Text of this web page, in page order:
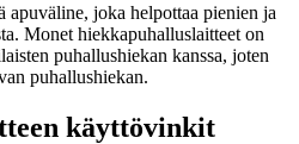
joka helpottaa pienien ja
Monet hiekkapuhalluslaitteet on
puhallushiekan kanssa, joten
puhallushiekan.
käyttövinkit